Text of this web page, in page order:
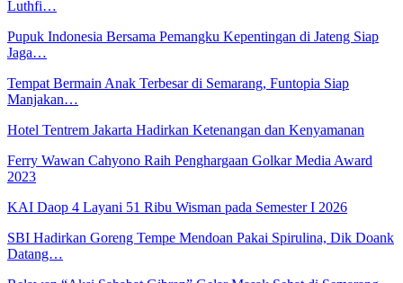
Luthfi…
Pupuk Indonesia Bersama Pemangku Kepentingan di Jateng Siap
Jaga…
Tempat Bermain Anak Terbesar di Semarang, Funtopia Siap
Manjakan…
Hotel Tentrem Jakarta Hadirkan Ketenangan dan Kenyamanan
Ferry Wawan Cahyono Raih Penghargaan Golkar Media Award
2023
KAI Daop 4 Layani 51 Ribu Wisman pada Semester I 2026
SBI Hadirkan Goreng Tempe Mendoan Pakai Spirulina, Dik Doank
Datang…